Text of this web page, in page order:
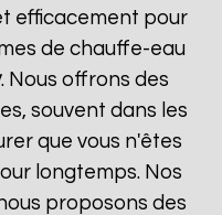
efficacement pour
de chauffe-eau
. Nous offrons des
souvent dans les
que vous n'êtes
longtemps. Nos
proposons des